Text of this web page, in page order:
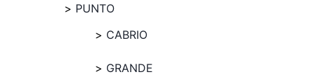
PUNTO
CABRIO
GRANDE